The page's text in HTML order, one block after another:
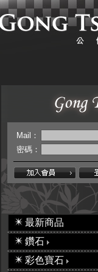
Mail：
密碼：
最新商品
鑽石
彩色寶石